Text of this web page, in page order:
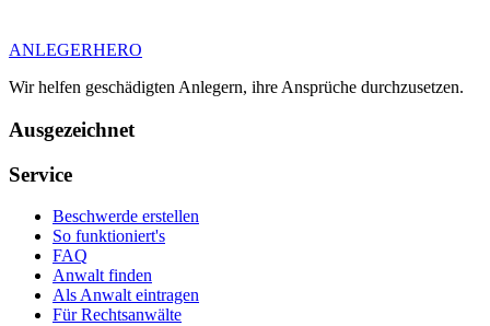
ANLEGERHERO
Wir helfen geschädigten Anlegern, ihre Ansprüche durchzusetzen.
Ausgezeichnet
Service
Beschwerde erstellen
So funktioniert's
FAQ
Anwalt finden
Als Anwalt eintragen
Für Rechtsanwälte